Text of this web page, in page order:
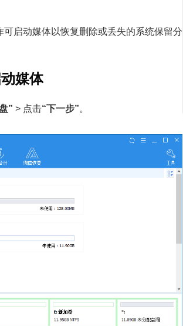
启动媒体以恢复删除或丢失的系统保留分
媒体
” > 点击“下一步”。